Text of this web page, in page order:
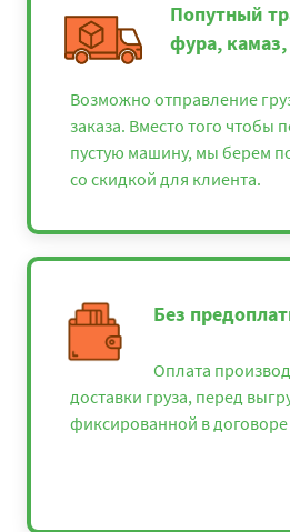
Попутный
фура,
Возможно отправление
заказа. Вместо того чтобы
пустую машину, мы берем
со скидкой для клиента.
Без
Оплата
доставки груза, перед
фиксированной в договоре